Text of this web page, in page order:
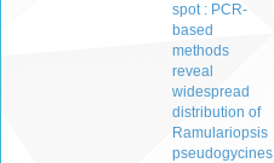
spot : PCR-
based
methods
reveal
widespread
distribution of
Ramulariopsis
pseudogycines